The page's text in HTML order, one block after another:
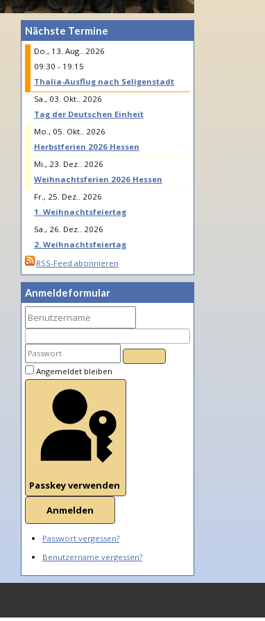
Nächste Termine
Do., 13. Aug.. 2026
09:30 - 19:15
Thalia-Ausflug nach Seligenstadt
Sa., 03. Okt.. 2026
Tag der Deutschen Einheit
Mo., 05. Okt.. 2026
Herbstferien 2026 Hessen
Mi., 23. Dez.. 2026
Weihnachtsferien 2026 Hessen
Fr., 25. Dez.. 2026
1. Weihnachtsfeiertag
Sa., 26. Dez.. 2026
2. Weihnachtsfeiertag
RSS-Feed abonnieren
Anmeldeformular
Angemeldet bleiben
Passkey verwenden
Anmelden
Passwort vergessen?
Benutzername vergessen?